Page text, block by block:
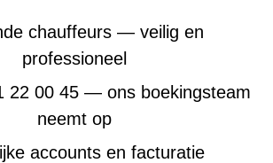
chauffeurs — veilig en
professioneel
22 00 45 — ons boekingsteam
neemt op
accounts en facturatie